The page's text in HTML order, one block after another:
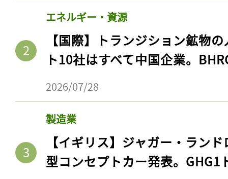
エネルギー・資源
【国際】トランジション鉱物
ト10社はすべて中国企業。
2026/07/28
製造業
【イギリス】ジャガー・ラン
型コンセプトカー発表。GHG1